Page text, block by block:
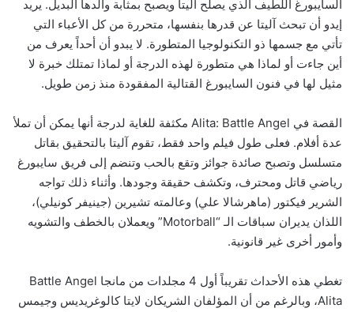
السايبورغ اللطيف الذي يصلح آليتا ويصبح بمثابة والدها البديل. يريد
إيدو أن تبحث آليتا عن قدرها بنفسها، متحررة من كل الأعباء التي
تأتي مع جسمها ذو التكنولوجيا المتطورة. لا يبدو أن أحداً يعرف من
أين جاءت أو لماذا هي متطورة لهذه الدرجة أو لماذا تمتلك خبرة لا
مثيل لها في فنون السايبورغ القتالية المفقودة منذ زمن طويل.
القصة في Alita: Battle Angel مكثفة للغاية لدرجة أنها يمكن أن تملأ
عدة أفلام. فعلى طول فيلم واحد فقط، تقوم آليتا بالتحقيق بقاتل
متسلسل وتصبح صائدة جوائز وتقع بالحب وتنضم إلى فريق سايبورغ
رياضي قاتل ومحترف، وتكشف حقيقة وجودها. وأثناء ذلك تواجه
الشرير فيكتور (ماهرشالا علي) وعالمته تشيرين (جينيفر كونيلي)،
اللذان يديران سباقات الـ “Motorball” ويعملان بالخطف والتشويه
وأمور أخرى غير قانونية.
تغطي هذه الأحداث تقريباً أول 4 مجلدات من مانجا Battle Angel
Alita، وبالرغم من أن المؤلفان الشريكان لايتا كالوغريديس وجيمس